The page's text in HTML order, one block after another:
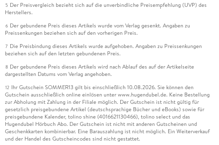
5 Der Preisvergleich bezieht sich auf die unverbindliche Preisempfehlung (UVP) des
Herstellers.
6 Der gebundene Preis dieses Artikels wurde vom Verlag gesenkt. Angaben zu
Preissenkungen beziehen sich auf den vorherigen Preis.
7 Die Preisbindung dieses Artikels wurde aufgehoben. Angaben zu Preissenkungen
beziehen sich auf den letzten gebundenen Preis.
8 Der gebundene Preis dieses Artikels wird nach Ablauf des auf der Artikelseite
dargestellten Datums vom Verlag angehoben.
12 Ihr Gutschein SOMMER13 gilt bis einschließlich 10.08.2026. Sie können den
Gutschein ausschließlich online einlösen unter www.hugendubel.de. Keine Bestellung
zur Abholung mit Zahlung in der Filiale möglich. Der Gutschein ist nicht gültig für
gesetzlich preisgebundene Artikel (deutschsprachige Bücher und eBooks) sowie für
preisgebundene Kalender, tolino shine (4016621130466), tolino select und das
Hugendubel Hörbuch Abo. Der Gutschein ist nicht mit anderen Gutscheinen und
Geschenkkarten kombinierbar. Eine Barauszahlung ist nicht möglich. Ein Weiterverkauf
und der Handel des Gutscheincodes sind nicht gestattet.